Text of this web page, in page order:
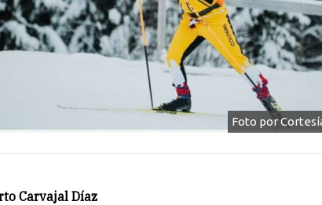
Foto por
Carvajal Díaz